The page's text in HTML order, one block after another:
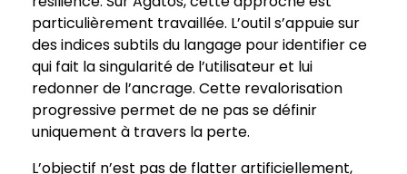
particulièrement travaillée. L’outil s’appuie sur
des indices subtils du langage pour identifier ce
qui fait la singularité de l’utilisateur et lui
redonner de l’ancrage. Cette revalorisation
progressive permet de ne pas se définir
uniquement à travers la perte.
L’objectif n’est pas de flatter artificiellement,